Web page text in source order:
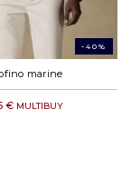
-40%
marine
€ MULTIBUY